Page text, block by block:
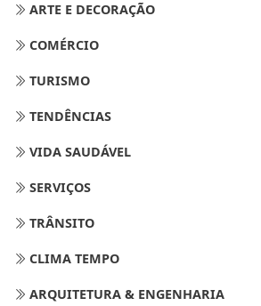
ARTE E DECORAÇÃO
COMÉRCIO
TURISMO
TENDÊNCIAS
VIDA SAUDÁVEL
SERVIÇOS
TRÂNSITO
CLIMA TEMPO
ARQUITETURA & ENGENHARIA